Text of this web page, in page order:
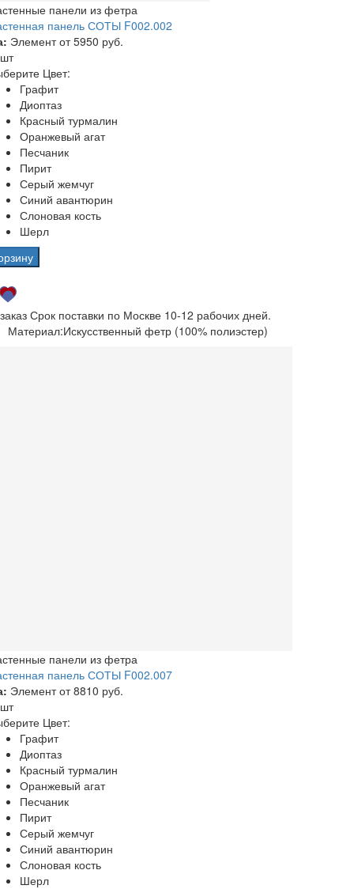
панели из фетра
панель СОТЫ F002.002
Элемент от 5950 руб.
Цвет:
Графит
Диоптаз
Красный турмалин
Оранжевый агат
Песчаник
Пирит
Серый жемчуг
Синий авантюрин
Слоновая кость
Шерл
Срок поставки по Москве 10-12 рабочих дней.
Материал:Искусственный фетр (100% полиэстер)
панели из фетра
панель СОТЫ F002.007
Элемент от 8810 руб.
Цвет:
Графит
Диоптаз
Красный турмалин
Оранжевый агат
Песчаник
Пирит
Серый жемчуг
Синий авантюрин
Слоновая кость
Шерл